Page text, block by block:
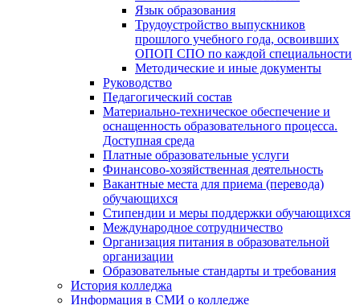
Язык образования
Трудоустройство выпускников
прошлого учебного года, освоивших
ОПОП СПО по каждой специальности
Методические и иные документы
Руководство
Педагогический состав
Материально-техническое обеспечение и
оснащенность образовательного процесса.
Доступная среда
Платные образовательные услуги
Финансово-хозяйственная деятельность
Вакантные места для приема (перевода)
обучающихся
Стипендии и меры поддержки обучающихся
Международное сотрудничество
Организация питания в образовательной
организации
Образовательные стандарты и требования
История колледжа
Информация в СМИ о колледже